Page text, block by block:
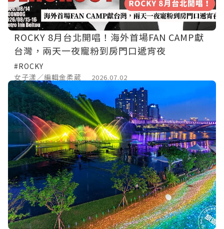
ROCKY 8月台北開唱！海外首場FAN CAMP獻
台灣，兩天一夜寵粉到房門口遞宵夜
#ROCKY
女子漾／編輯金柔葳
2026.07.02